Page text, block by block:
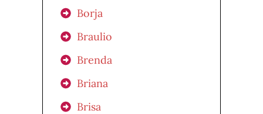
Borja
Braulio
Brenda
Briana
Brisa